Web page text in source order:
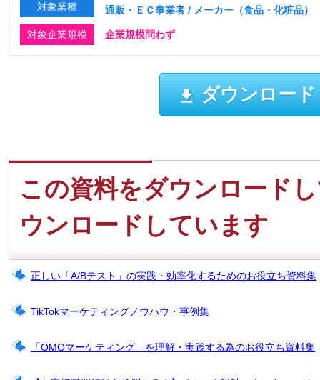
対象業種 通販・ＥＣ事業者 / メーカー（食品・化粧品）
対象企業規模 企業規模問わず
ダウンロー
この資料をダウンロード
ウンロードしています
正しい「A/Bテスト」の実践・効率化するためのお役立ち資料集
TikTokマーケティングノウハウ・事例集
「OMOマーケティング」を理解・実践する為のお役立ち資料集